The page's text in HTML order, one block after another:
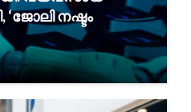
‘ജോലി നഷ്ടം